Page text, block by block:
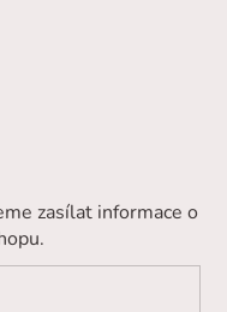
zasílat informace o